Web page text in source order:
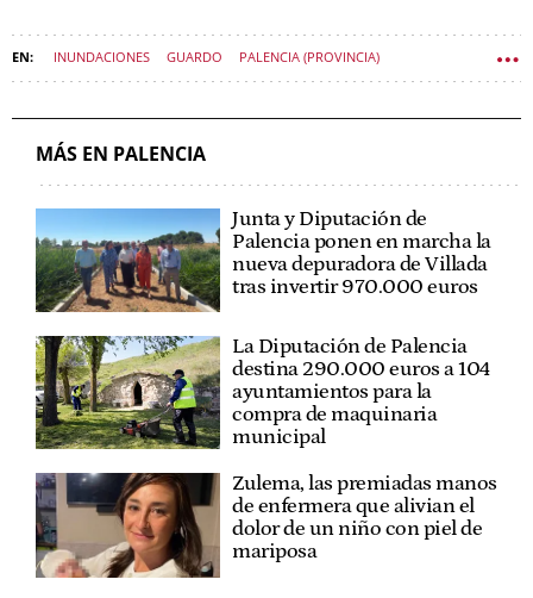
INUNDACIONES GUARDO PALENCIA (PROVINCIA)
MÁS EN PALENCIA
Junta y Diputación de
Palencia ponen en marcha la
nueva depuradora de Villada
tras invertir 970.000 euros
La Diputación de Palencia
destina 290.000 euros a 104
ayuntamientos para la
compra de maquinaria
municipal
Zulema, las premiadas manos
de enfermera que alivian el
dolor de un niño con piel de
mariposa